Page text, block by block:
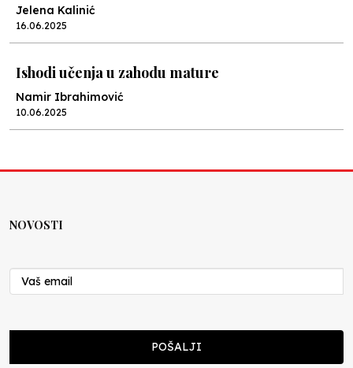
Jelena Kalinić
16.06.2025
Ishodi učenja u zahodu mature
Namir Ibrahimović
10.06.2025
Nenad Veličković
29.10.2024
Cuke i djeca
NOVOSTI
POŠALJI